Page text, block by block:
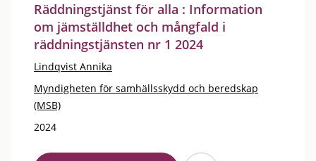
Räddningstjänst för alla : Information
om jämställdhet och mångfald i
räddningstjänsten nr 1 2024
Lindqvist Annika
Myndigheten för samhällsskydd och beredskap
(MSB)
2024